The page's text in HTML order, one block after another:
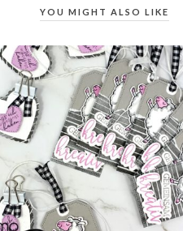
YOU MIGHT ALSO LIKE